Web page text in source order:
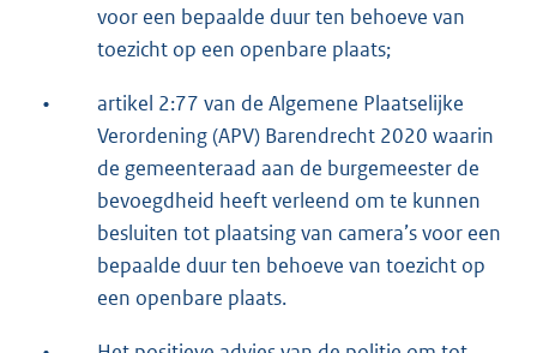
voor een bepaalde duur ten behoeve van
toezicht op een openbare plaats;
•
artikel 2:77 van de Algemene Plaatselijke
Verordening (APV) Barendrecht 2020 waarin
de gemeenteraad aan de burgemeester de
bevoegdheid heeft verleend om te kunnen
besluiten tot plaatsing van camera’s voor een
bepaalde duur ten behoeve van toezicht op
een openbare plaats.